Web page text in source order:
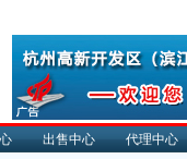
出售中心 代理中心